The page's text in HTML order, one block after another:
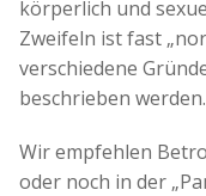
körperlich und
Zweifeln ist fast
verschiedene
beschrieben werden.
Wir empfehlen
oder noch in der